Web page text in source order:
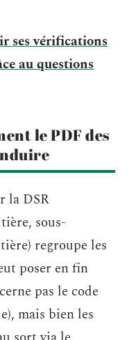
ses vérifications
au questions
le PDF des
la DSR
sous-
regroupe les
poser en fin
pas le code
mais bien les